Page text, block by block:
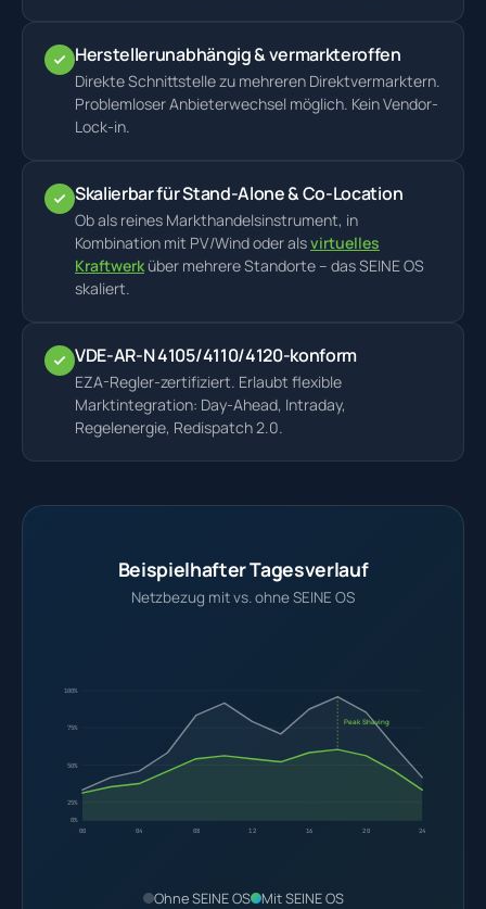
Herstellerunabhängig & vermarkteroffen
Direkte Schnittstelle zu mehreren Direktvermarktern.
Problemloser Anbieterwechsel möglich. Kein Vendor-
Lock-in.
Skalierbar für Stand-Alone & Co-Location
Ob als reines Markthandelsinstrument, in
Kombination mit PV/Wind oder alsvirtuelles
Kraftwerküber mehrere Standorte – das SEINE OS
skaliert.
VDE-AR-N 4105/4110/4120-konform
EZA-Regler-zertifiziert. Erlaubt flexible
Marktintegration: Day-Ahead, Intraday,
Regelenergie, Redispatch 2.0.
Beispielhafter Tagesverlauf
Netzbezug mit vs. ohne SEINE OS
100%
75%
50%
25%
0%
00 04 08 12 16 20 24
Peak Shaving
Ohne SEINE OS Mit SEINE OS